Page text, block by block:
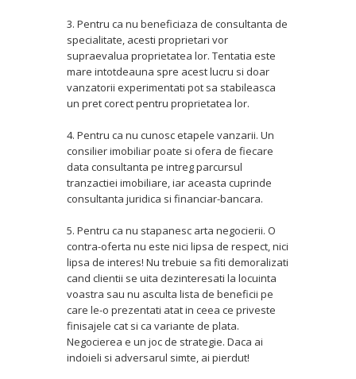
3. Pentru ca nu beneficiaza de consultanta de
specialitate, acesti proprietari vor
supraevalua proprietatea lor. Tentatia este
mare intotdeauna spre acest lucru si doar
vanzatorii experimentati pot sa stabileasca
un pret corect pentru proprietatea lor.
4. Pentru ca nu cunosc etapele vanzarii. Un
consilier imobiliar poate si ofera de fiecare
data consultanta pe intreg parcursul
tranzactiei imobiliare, iar aceasta cuprinde
consultanta juridica si financiar-bancara.
5. Pentru ca nu stapanesc arta negocierii. O
contra-oferta nu este nici lipsa de respect, nici
lipsa de interes! Nu trebuie sa fiti demoralizati
cand clientii se uita dezinteresati la locuinta
voastra sau nu asculta lista de beneficii pe
care le-o prezentati atat in ceea ce priveste
finisajele cat si ca variante de plata.
Negocierea e un joc de strategie. Daca ai
indoieli si adversarul simte, ai pierdut!